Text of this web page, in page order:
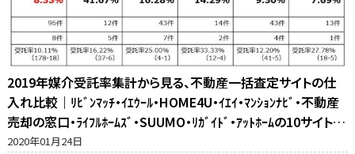
2019年媒介受託率集計から見る、不動産一括査定サイトの仕
入れ比較｜ﾘﾋﾞﾝﾏｯﾁ・ｲｴｳｰﾙ・HOME4U・ｲｴｲ・ﾏﾝｼｮﾝﾅﾋﾞ・不動産
売却の窓口・ﾗｲﾌﾙﾎｰﾑｽﾞ・SUUMO・ﾘｶﾞｲﾄﾞ・ｱｯﾄﾎｰﾑの10サイト比
較
2020年01月24日